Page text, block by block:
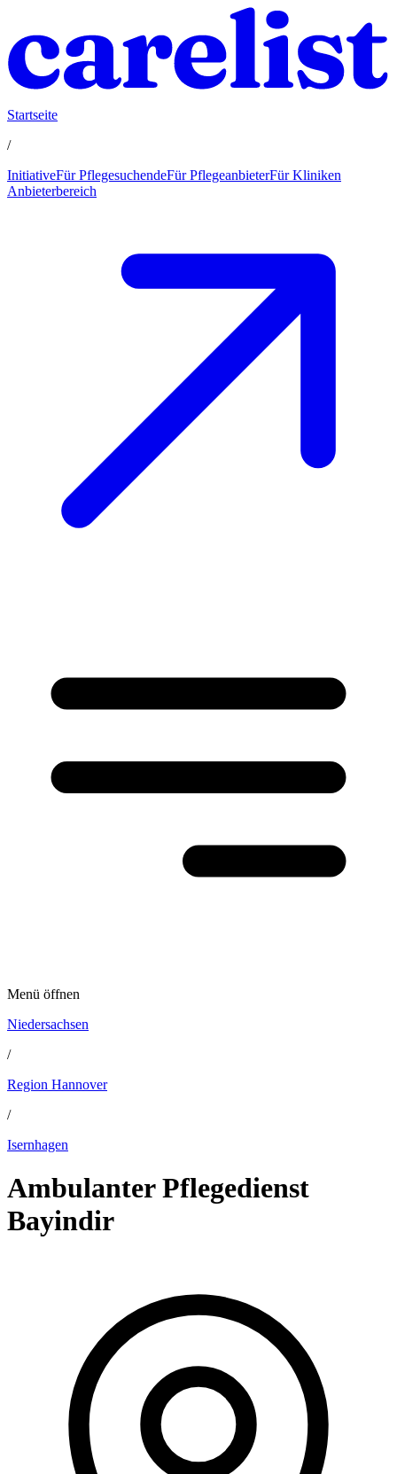
Startseite
/
InitiativeFür PflegesuchendeFür PflegeanbieterFür Kliniken
Anbieterbereich
Menü öffnen
Niedersachsen
/
Region Hannover
/
Isernhagen
Ambulanter Pflegedienst
Bayindir